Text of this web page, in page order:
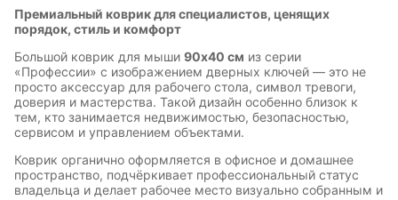
Премиальный коврик для специалистов, ценящих
порядок, стиль и комфорт
Большой коврик для мыши 90х40 см из серии
«Профессии» с изображением дверных ключей — это не
просто аксессуар для рабочего стола, символ тревоги,
доверия и мастерства. Такой дизайн особенно близок к
тем, кто занимается недвижимостью, безопасностью,
сервисом и управлением объектами.
Коврик органично оформляется в офисное и домашнее
пространство, подчёркивает профессиональный статус
владельца и делает рабочее место визуально собранным и